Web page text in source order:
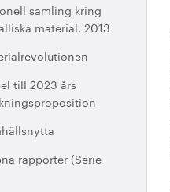
samling kring
material, 2013
till 2023 års
rapporter (Serie